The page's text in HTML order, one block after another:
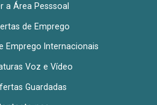
a Área Pesssoal
de Emprego
Emprego Internacionais
Voz e Vídeo
Guardadas